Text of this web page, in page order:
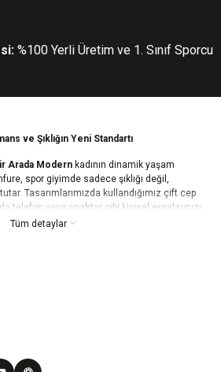
%100 Yerli Üretim ve 1. Sınıf Sporcu
ve Şıklığın Yeni Standartı
Arada Modern kadının dinamik yaşam
spor giyimde sadece şıklığı değil,
Tasarımlarımızda kullandığımız çift cep
telefon veya anahtar gibi kişisel eşyalarınızı
estetik çizgilerimizle günün her anında stilinizi
ikinci ten gibi sararak maksimum hareket
dokusu teri hızla dışarı atarken, özel
daha fit ve formda bir görünüm elde etmenizi
her zaman güçlü ve rahat hissedin.
Geniş
hitap eden bir Emfure modeli mutlaka
Tüm detaylar